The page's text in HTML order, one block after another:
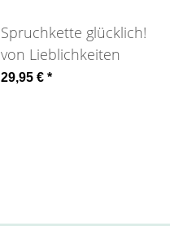
Spruchkette glücklich!
von Lieblichkeiten
29,95 € *